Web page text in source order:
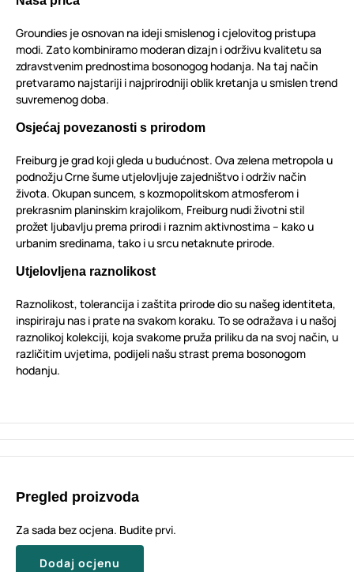
Groundies je osnovan na ideji smislenog i cjelovitog pristupa
modi. Zato kombiniramo moderan dizajn i održivu kvalitetu sa
zdravstvenim prednostima bosonogog hodanja. Na taj način
pretvaramo najstariji i najprirodniji oblik kretanja u smislen trend
suvremenog doba.
Osjećaj povezanosti s prirodom
Freiburg je grad koji gleda u budućnost. Ova zelena metropola u
podnožju Crne šume utjelovljuje zajedništvo i održiv način
života. Okupan suncem, s kozmopolitskom atmosferom i
prekrasnim planinskim krajolikom, Freiburg nudi životni stil
prožet ljubavlju prema prirodi i raznim aktivnostima – kako u
urbanim sredinama, tako i u srcu netaknute prirode.
Utjelovljena raznolikost
Raznolikost, tolerancija i zaštita prirode dio su našeg identiteta,
inspiriraju nas i prate na svakom koraku. To se odražava i u našoj
raznolikoj kolekciji, koja svakome pruža priliku da na svoj način, u
različitim uvjetima, podijeli našu strast prema bosonogom
hodanju.
Pregled proizvoda
Za sada bez ocjena. Budite prvi.
Dodaj ocjenu